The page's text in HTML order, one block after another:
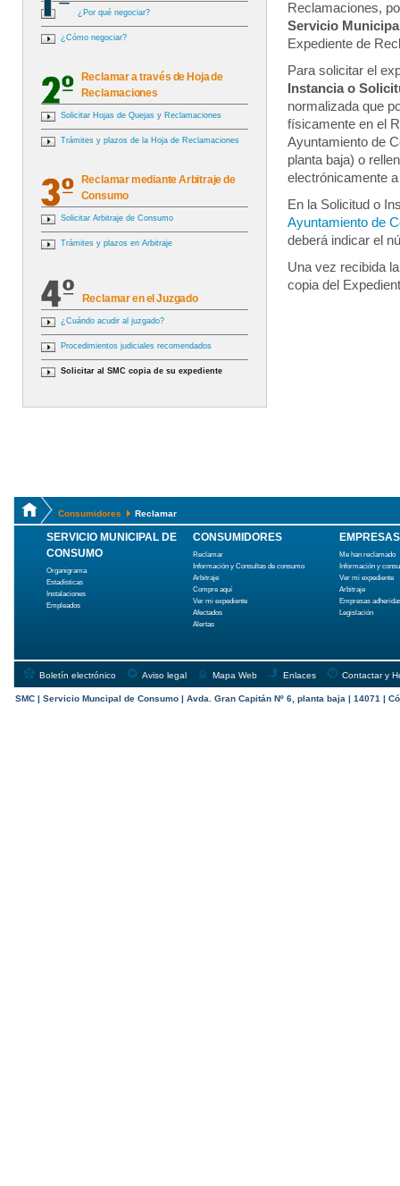
¿Por qué negociar?
¿Cómo negociar?
Reclamar a través de Hoja de
Reclamaciones
Solicitar Hojas de Quejas y Reclamaciones
Trámites y plazos de la Hoja de Reclamaciones
Reclamar mediante Arbitraje de
Consumo
Solicitar Arbitraje de Consumo
Trámites y plazos en Arbitraje
Reclamar en el Juzgado
¿Cuándo acudir al juzgado?
Procedimientos judiciales recomendados
Solicitar al SMC copia de su expediente
Reclamaciones,
Servicio
Expediente de
Para solicitar el
Instancia o
normalizada que
físicamente en el
Ayuntamiento de
planta baja) o
electrónicamente
En la Solicitud o
Ayuntamiento de
deberá indicar el
Una vez recibida
copia del
Consumidores Reclamar
SERVICIO MUNICIPAL DE
CONSUMO
Organigrama
Estadísticas
Instalaciones
Empleados
CONSUMIDORES
Reclamar
Información y Consultas de consumo
Arbitraje
Compre aquí
Ver mi expediente
Afectados
Alertas
EMPRESAS
Me han reclamado
Información y
Ver mi expediente
Arbitraje
Empresas
Legislación
Boletín electrónico Aviso legal Mapa Web Enlaces Contactar y
SMC | Servicio Muncipal de Consumo | Avda. Gran Capitán Nº 6, planta baja | 14071 |